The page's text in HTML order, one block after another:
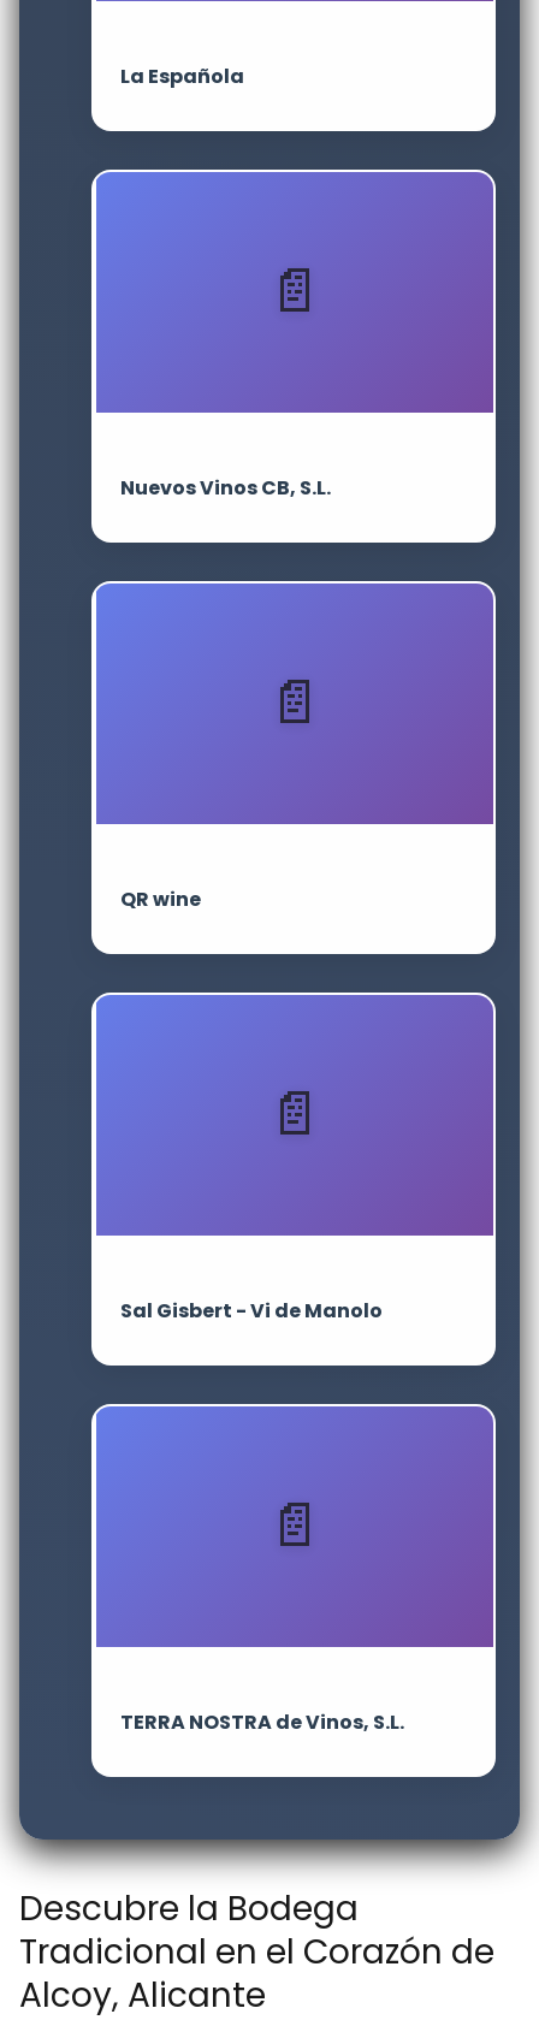
La Española
Nuevos Vinos CB, S.L.
QR wine
Sal Gisbert - Vi de Manolo
TERRA NOSTRA de Vinos, S.L.
Descubre la Bodega
Tradicional en el Corazón de
Alcoy, Alicante